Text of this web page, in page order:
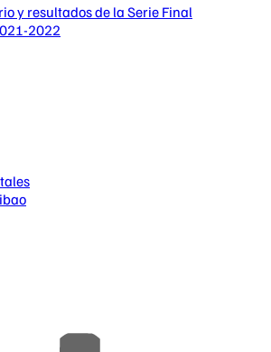
y resultados de la Serie Final
2022